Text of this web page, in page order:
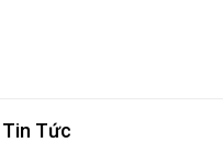
Tin Tức